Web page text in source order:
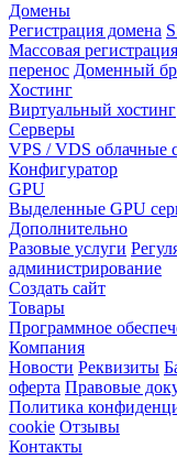
Домены
Регистрация домена
Массовая
перенос Доменный
Хостинг
Виртуальный хостинг
Серверы
VPS / VDS облачные
Конфигуратор
GPU
Выделенные GPU
Дополнительно
Разовые услуги
администрирование
Создать сайт
Товары
Программное
Компания
Новости Реквизиты
оферта Правовые
Политика
cookie Отзывы
Контакты